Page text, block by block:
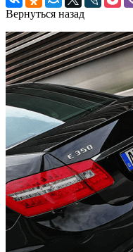
Вернуться назад